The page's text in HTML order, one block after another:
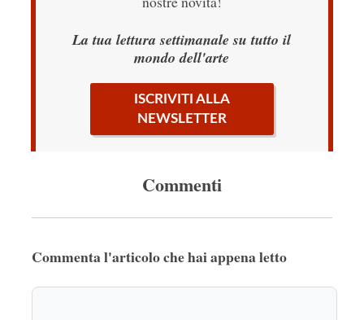
La tua lettura settimanale su tutto il
mondo dell'arte
ISCRIVITI ALLA
NEWSLETTER
Commenti
Commenta l'articolo che hai appena letto